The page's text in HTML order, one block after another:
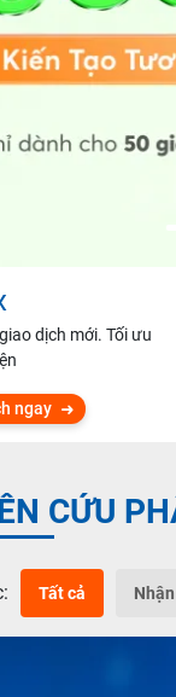
dịch mới. Tối ưu
ngay
CỨU
Tất cả